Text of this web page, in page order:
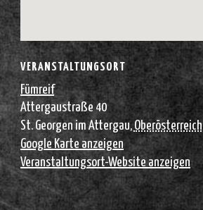
VERANSTALTUNGSORT
Fümreif
Attergaustraße 40
St. Georgen im Attergau, Oberösterreich
Google Karte anzeigen
Veranstaltungsort-Website anzeigen